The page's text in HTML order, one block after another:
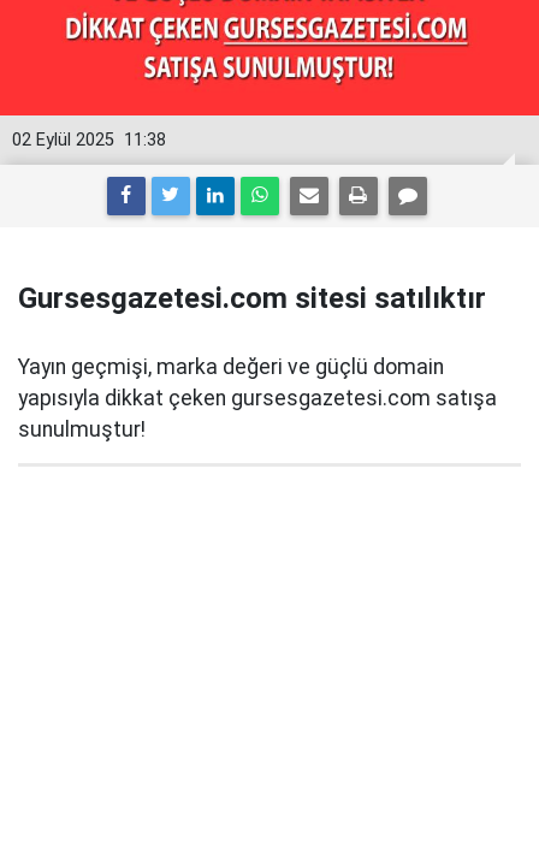
11:38
02 Eylül 2025
Gursesgazetesi.com sitesi satılıktır
Yayın geçmişi, marka değeri ve güçlü domain
yapısıyla dikkat çeken gursesgazetesi.com satışa
sunulmuştur!